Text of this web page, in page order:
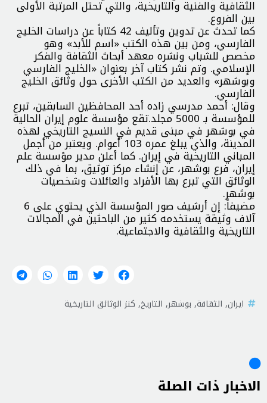
الثقافية والفنية والتاريخية، والتي تحتل المرتبة الأولى
بين الفروع.
كما تحدث عن تدوين وتأليف 42 كتاباً عن دراسات الخليج
الفارسي، ومن بين هذه الكتب «اسم للأبد» وهو
مخصص للشباب ونشره معهد أبحاث الثقافة والفكر
الإسلامي. وتم نشر كتاب آخر بعنوان «الخليج الفارسي
وبوشهر» والعديد من الكتب الأخرى حول وثائق الخليج
الفارسي.
وقال: أحمد مدرسي زاده أحد المحافظين السابقين، تبرع
للمؤسسة بـ 5000 مجلد.تقع مؤسسة علوم إيران الحالية
في بوشهر في مبنى قديم في النسیج التاريخي لهذه
المدينة، والذي يبلغ عمره 103 أعوام. ویعتبر من أجمل
المباني التاريخية في إيران. كما أعلن مدير مؤسسة علم
إيران، فرع بوشهر، عن إنشاء مركز توثيق، بما في ذلك
الوثائق التي تبرع بها الأفراد والعائلات وشخصیات
بوشهر.
مضیفاً: إن أرشيف صور المؤسسة الذي يحتوي على 6
آلاف وثيقة يستخدمه كثير من الباحثين في المجالات
التاريخية والثقافية والاجتماعية.
ايران, الثقافة, بوشهر, التاريخ, كنز الوثائق التاريخية
الاخبار ذات الصلة